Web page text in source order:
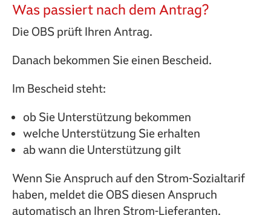
Was passiert nach dem Antrag?
Die OBS prüft Ihren Antrag.
Danach bekommen Sie einen Bescheid.
Im Bescheid steht:
ob Sie Unterstützung bekommen
welche Unterstützung Sie erhalten
ab wann die Unterstützung gilt
Wenn Sie Anspruch auf den Strom-Sozialtarif
haben, meldet die OBS diesen Anspruch
automatisch an Ihren Strom-Lieferanten.